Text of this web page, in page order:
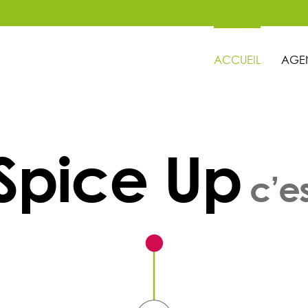
ACCUEIL
Up